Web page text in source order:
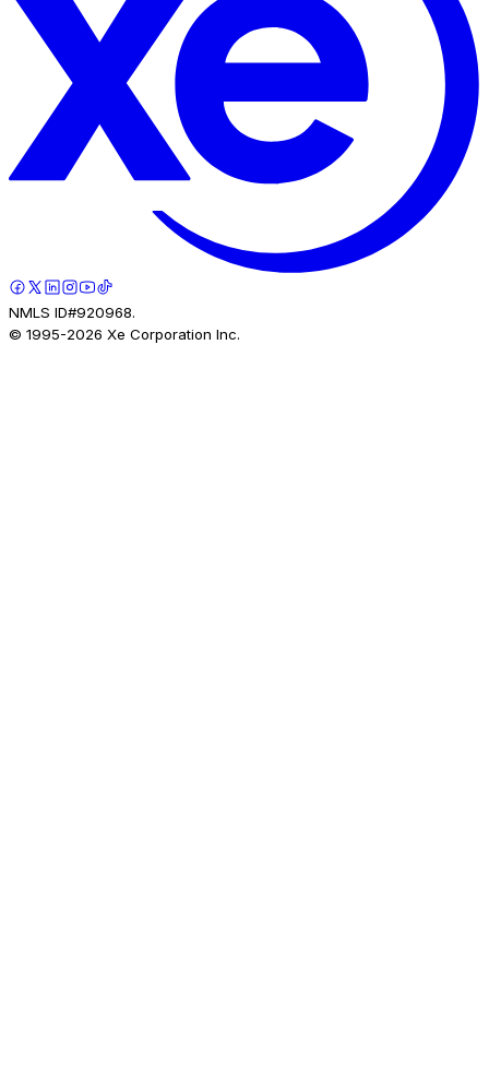
NMLS ID#920968.
© 1995-2026 Xe Corporation Inc.